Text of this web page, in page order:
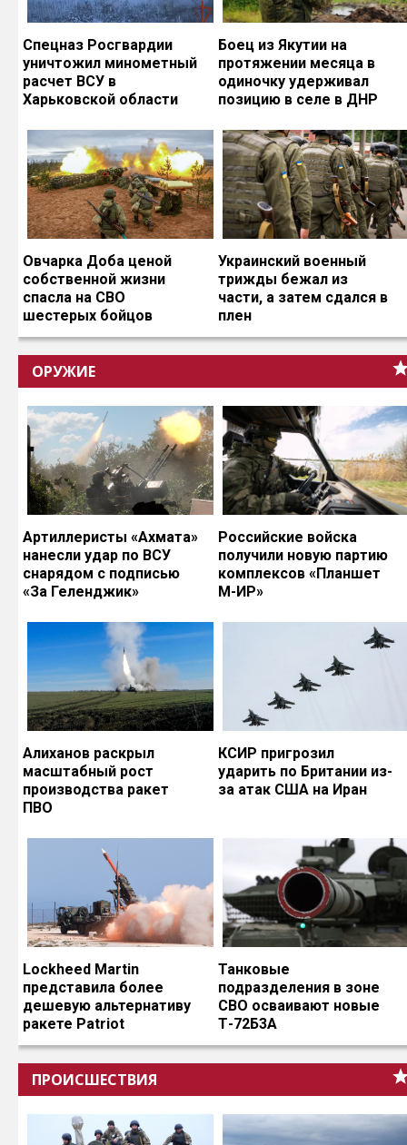
Спецназ Росгвардии
уничтожил минометный
расчет ВСУ в
Харьковской области
Боец из Якутии на
протяжении месяца в
одиночку удерживал
позицию в селе в ДНР
Овчарка Доба ценой
собственной жизни
спасла на СВО
шестерых бойцов
Украинский военный
трижды бежал из
части, а затем сдался в
плен
ОРУЖИЕ
Артиллеристы «Ахмата»
нанесли удар по ВСУ
снарядом с подписью
«За Геленджик»
Российские войска
получили новую партию
комплексов «Планшет
М-ИР»
Алиханов раскрыл
масштабный рост
производства ракет
ПВО
КСИР пригрозил
ударить по Британии из-
за атак США на Иран
Lockheed Martin
представила более
дешевую альтернативу
ракете Patriot
Танковые
подразделения в зоне
СВО осваивают новые
Т-72Б3А
ПРОИСШЕСТВИЯ